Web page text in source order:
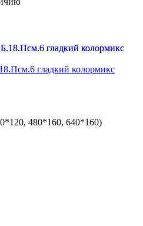
гладкий колормикс
480*160, 640*160)